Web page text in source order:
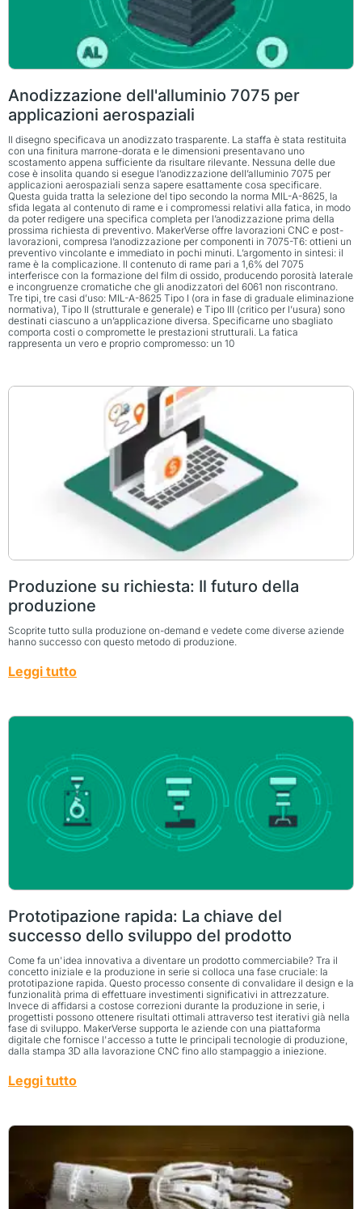
Anodizzazione dell'alluminio 7075 per
applicazioni aerospaziali
Il disegno specificava un anodizzato trasparente. La staffa è stata restituita
con una finitura marrone-dorata e le dimensioni presentavano uno
scostamento appena sufficiente da risultare rilevante. Nessuna delle due
cose è insolita quando si esegue l’anodizzazione dell’alluminio 7075 per
applicazioni aerospaziali senza sapere esattamente cosa specificare.
Questa guida tratta la selezione del tipo secondo la norma MIL-A-8625, la
sfida legata al contenuto di rame e i compromessi relativi alla fatica, in modo
da poter redigere una specifica completa per l’anodizzazione prima della
prossima richiesta di preventivo. MakerVerse offre lavorazioni CNC e post-
lavorazioni, compresa l’anodizzazione per componenti in 7075-T6: ottieni un
preventivo vincolante e immediato in pochi minuti. L’argomento in sintesi: il
rame è la complicazione. Il contenuto di rame pari a 1,6% del 7075
interferisce con la formazione del film di ossido, producendo porosità laterale
e incongruenze cromatiche che gli anodizzatori del 6061 non riscontrano.
Tre tipi, tre casi d’uso: MIL-A-8625 Tipo I (ora in fase di graduale eliminazione
normativa), Tipo II (strutturale e generale) e Tipo III (critico per l’usura) sono
destinati ciascuno a un’applicazione diversa. Specificarne uno sbagliato
comporta costi o compromette le prestazioni strutturali. La fatica
rappresenta un vero e proprio compromesso: un 10
Produzione su richiesta: Il futuro della
produzione
Scoprite tutto sulla produzione on-demand e vedete come diverse aziende
hanno successo con questo metodo di produzione.
Leggi tutto
Prototipazione rapida: La chiave del
successo dello sviluppo del prodotto
Come fa un'idea innovativa a diventare un prodotto commerciabile? Tra il
concetto iniziale e la produzione in serie si colloca una fase cruciale: la
prototipazione rapida. Questo processo consente di convalidare il design e la
funzionalità prima di effettuare investimenti significativi in attrezzature.
Invece di affidarsi a costose correzioni durante la produzione in serie, i
progettisti possono ottenere risultati ottimali attraverso test iterativi già nella
fase di sviluppo. MakerVerse supporta le aziende con una piattaforma
digitale che fornisce l'accesso a tutte le principali tecnologie di produzione,
dalla stampa 3D alla lavorazione CNC fino allo stampaggio a iniezione.
Leggi tutto